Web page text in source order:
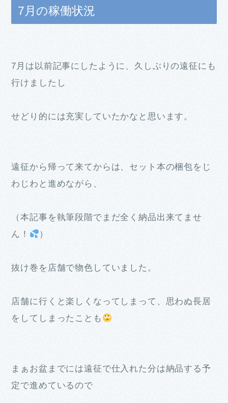
7月の稼働状況
7月は以前記事にしたように、久しぶりの遠征にも
行けましたし
せどり的には充実していたかなと思います。
遠征から帰って来てからは、セット本の梱包をじ
わじわと進めながら、
（本記事を執筆段階でまだ全く納品出来てませ
ん！
）
抜け巻を店舗で物色していました。
店舗に行くと楽しくなってしまって、思わぬ長居
をしてしまったことも
まぁお盆までには遠征で仕入れた分は納品する予
定で進めているので